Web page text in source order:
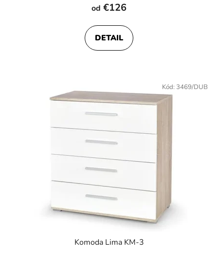
od €126
DETAIL
Komoda Lima KM-3
Kód: 3469/DUB